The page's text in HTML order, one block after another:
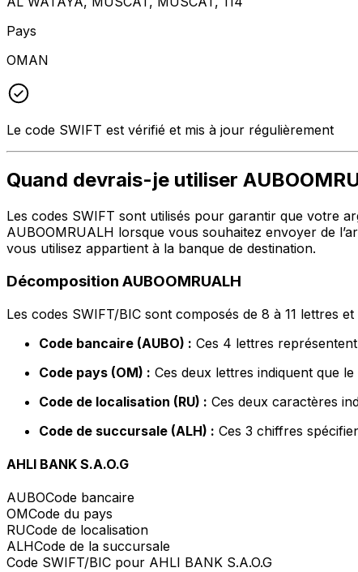
Pays
OMAN
Le code SWIFT est vérifié et mis à jour régulièrement
Quand devrais-je utiliser
Les codes SWIFT sont utilisés pour garantir que votre
AUBOOMRUALH lorsque vous souhaitez envoyer de
vous utilisez appartient à la banque de destination.
Décomposition AUBOOMRUALH
Les codes SWIFT/BIC sont composés de 8 à 11 lettres
Code bancaire (AUBO) : Ces 4 lettres
Code pays (OM) : Ces deux lettres indiquent que
Code de localisation (RU) : Ces deux caractères
Code de succursale (ALH) : Ces 3 chiffres
AHLI BANK S.A.O.G
AUBOCode bancaire
OMCode du pays
RUCode de localisation
ALHCode de la succursale
Code SWIFT/BIC pour AHLI BANK S.A.O.G